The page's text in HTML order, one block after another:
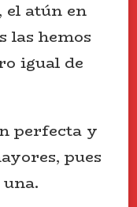
el atún en
las hemos
igual de
perfecta y
pues